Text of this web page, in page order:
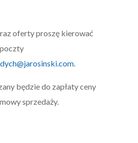
oferty proszę kierować
.
będzie do zapłaty ceny
sprzedaży.